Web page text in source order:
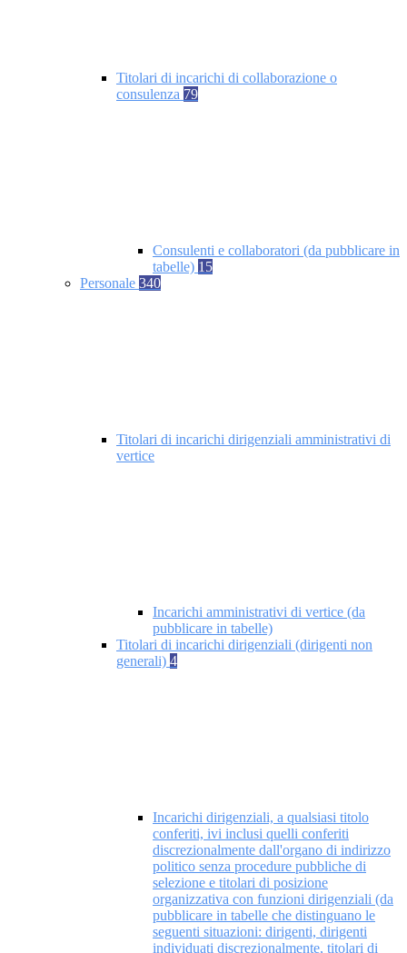
Titolari di incarichi di collaborazione o
consulenza 79
Consulenti e collaboratori (da pubblicare in
tabelle) 15
Personale 340
Titolari di incarichi dirigenziali amministrativi di
vertice
Incarichi amministrativi di vertice (da
pubblicare in tabelle)
Titolari di incarichi dirigenziali (dirigenti non
generali) 4
Incarichi dirigenziali, a qualsiasi titolo
conferiti, ivi inclusi quelli conferiti
discrezionalmente dall'organo di indirizzo
politico senza procedure pubbliche di
selezione e titolari di posizione
organizzativa con funzioni dirigenziali (da
pubblicare in tabelle che distinguano le
seguenti situazioni: dirigenti, dirigenti
individuati discrezionalmente, titolari di